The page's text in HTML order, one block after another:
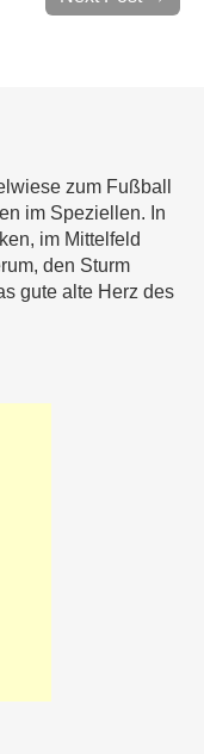
zum Fußball
im Speziellen. In
im Mittelfeld
den Sturm
gute alte Herz des